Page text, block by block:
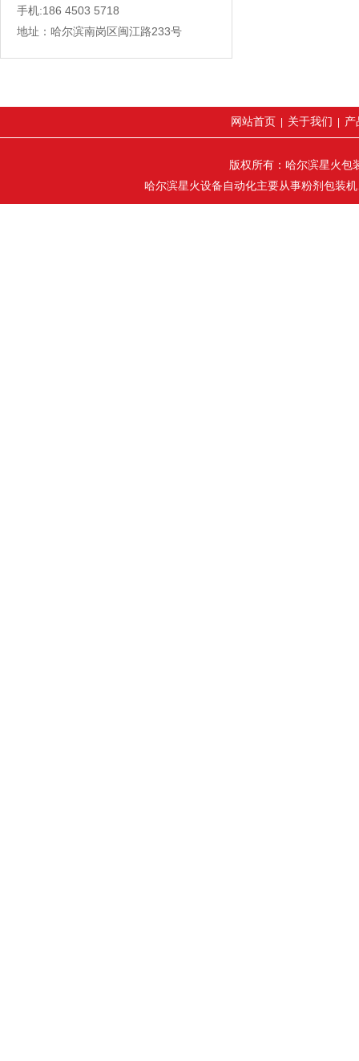
手机:186 4503 5718
地址：哈尔滨南岗区闽江路233号
网站首页 关于我们 产
版权所有：哈尔滨星火包
哈尔滨星火设备自动化主要从事粉剂包装